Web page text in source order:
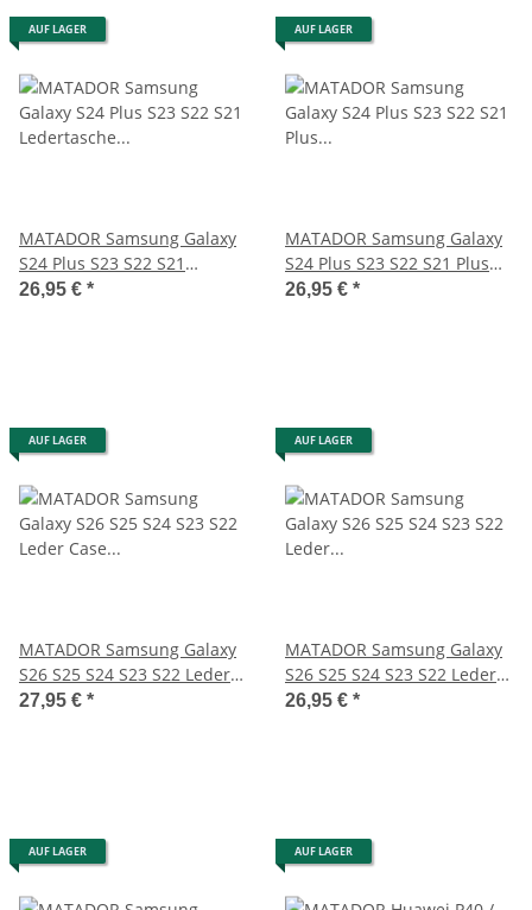
AUF LAGER
MATADOR Samsung Galaxy
S24 Plus S23 S22 S21
Ledertasche Schwarz
26,95 € *
AUF LAGER
MATADOR Samsung Galaxy
S24 Plus S23 S22 S21 Plus
Lederhülle Braun
26,95 € *
AUF LAGER
MATADOR Samsung Galaxy
S26 S25 S24 S23 S22 Leder
Case Schwarz
27,95 € *
AUF LAGER
MATADOR Samsung Galaxy
S26 S25 S24 S23 S22 Leder
Hülle Schwarz
26,95 € *
AUF LAGER AUF LAGER